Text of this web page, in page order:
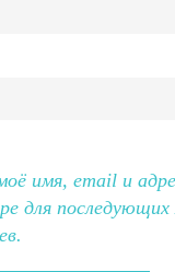
имя, email и
для последующих